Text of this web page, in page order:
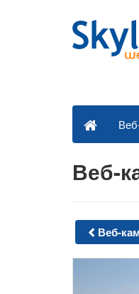
Веб-
Веб-